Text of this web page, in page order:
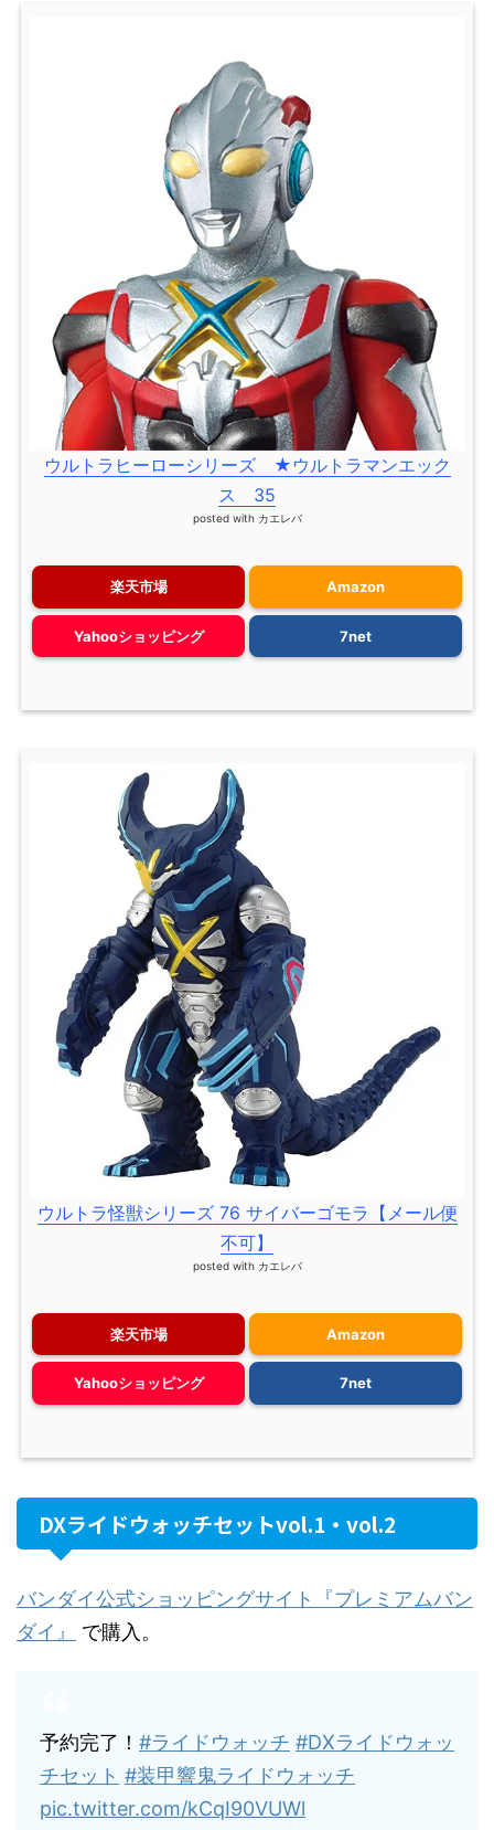
ウルトラヒーローシリーズ ★ウルトラマンエック
ス 35
posted with カエレバ
楽天市場 Amazon
Yahooショッピング 7net
ウルトラ怪獣シリーズ 76 サイバーゴモラ【メール便
不可】
posted with カエレバ
楽天市場 Amazon
Yahooショッピング 7net
DXライドウォッチセットvol.1・vol.2
バンダイ公式ショッピングサイト『プレミアムバン
ダイ』
で購入。
予約完了！ #ライドウォッチ #DXライドウォッ
チセット #装甲響鬼ライドウォッチ
pic.twitter.com/kCqI90VUWl